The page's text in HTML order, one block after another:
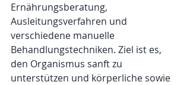
Ernährungsberatung,
Ausleitungsverfahren und
verschiedene manuelle
Behandlungstechniken. Ziel ist es,
den Organismus sanft zu
unterstützen und körperliche sowie